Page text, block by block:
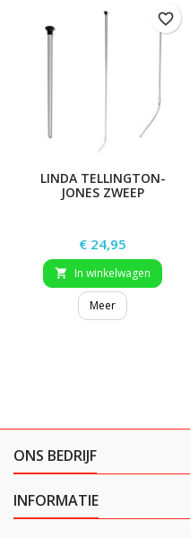
LINDA TELLINGTON-
JONES ZWEEP
Prijs
€ 24,95
 In winkelwagen
Meer
favorite_border
ONS BEDRIJF
INFORMATIE